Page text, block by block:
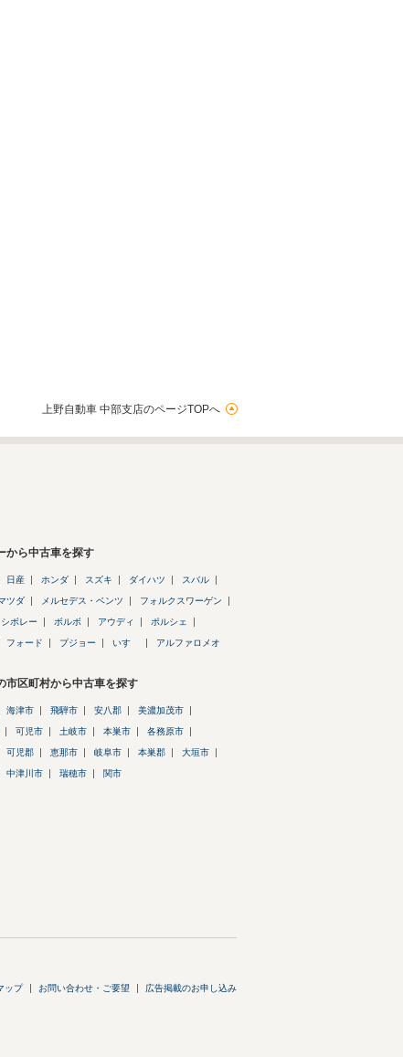
上野自動車 中部支店のページTOPへ
から中古車を探す
日産 ホンダ スズキ ダイハツ スバル
ツダ メルセデス・ベンツ フォルクスワーゲン
シボレー ボルボ アウディ ポルシェ
フォード プジョー いすゞ アルファロメオ
市区町村から中古車を探す
海津市 飛騨市 安八郡 美濃加茂市
可児市 土岐市 本巣市 各務原市
可児郡 恵那市 岐阜市 本巣郡 大垣市
中津川市 瑞穂市 関市
ップ お問い合わせ・ご要望 広告掲載のお申し込み